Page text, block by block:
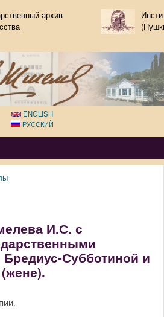
к основному
содержанию
архив
ENGLISH
РУССКИЙ
Ivan Shmelov
И.С. с
Субботиной и